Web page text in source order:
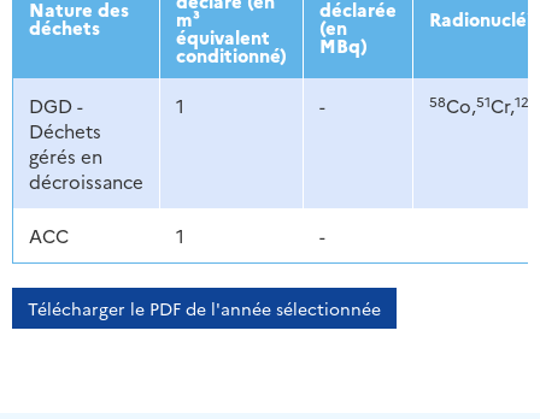
Nature des
déchets m³
équivalent
conditionné)
déclarée
(en
MBq)
DGD -
Déchets
gérés en
décroissance
1 - 58Co,51Cr,124
ACC 1 -
Télécharger le PDF de l'année sélectionnée